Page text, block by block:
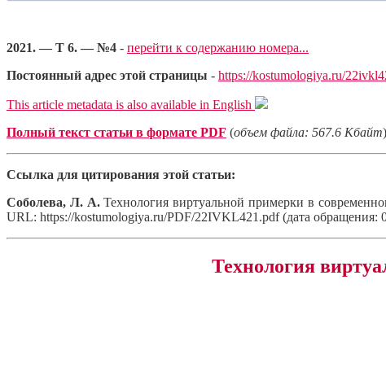
2021. — Т 6. — №4 - перейти к содержанию номера...
Постоянный адрес этой страницы - https://kostumologiya.ru/
This article metadata is also available in English
Полный текст статьи в формате PDF (объем файла: 567.6 Кбайт)
Ссылка для цитирования этой статьи:
Соболева, Л. А.Технология виртуальной примерки в
URL: https://kostumologiya.ru/PDF/22IVKL421.pdf (дата обращения:
Технология